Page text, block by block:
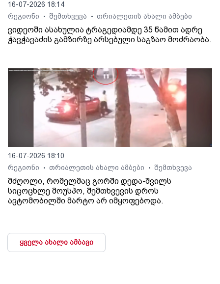
16-07-2026 18:14
რეგიონი
• შემთხვევა • თრიალეთის ახალი ამბები
ვიდეოში ასახულია ტრაგედიამდე 35 წამით ადრე
ჭავჭავაძის გამზირზე არსებული საგზაო მოძრაობა.
16-07-2026 18:10
რეგიონი
• თრიალეთის ახალი ამბები • შემთხვევა
მძღოლი, რომელმაც გორში დედა-შვილს
სიცოცხლე მოუსპო, შემთხვევის დროს
ავტომობილში მარტო არ იმყოფებოდა.
ყველა ახალი ამბავი